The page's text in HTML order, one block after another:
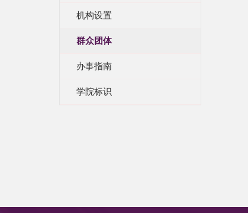
机构设置
群众团体
办事指南
学院标识